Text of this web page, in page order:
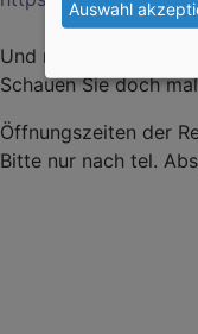
Und natürlich auch
Schauen Sie doch
Öffnungszeiten der
Bitte nur nach tel.
Auswahl